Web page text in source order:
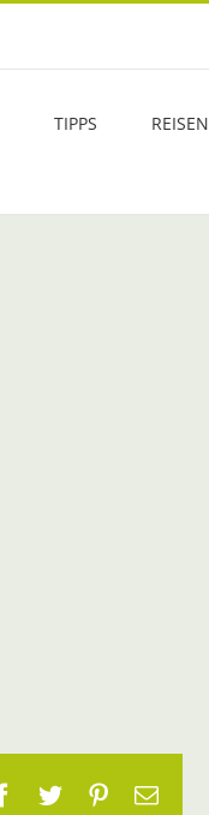
TIPPS REISEN
Facebook
TwitterPinterest
E-